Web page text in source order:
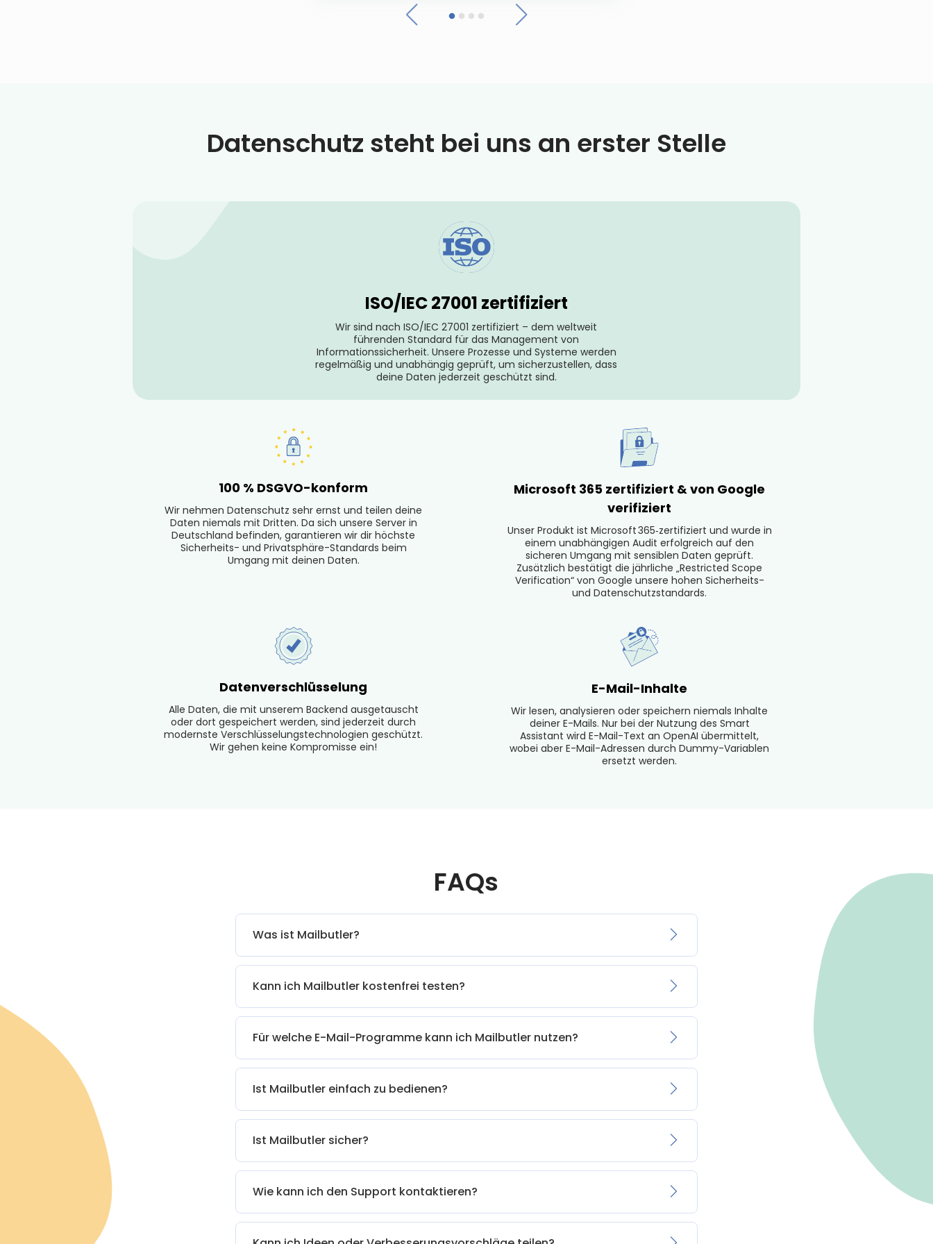
Datenschutz steht bei uns an erster Stelle
ISO/IEC 27001 zertifiziert
Wir sind nach ISO/IEC 27001 zertifiziert – dem weltweit
führenden Standard für das Management von
Informationssicherheit. Unsere Prozesse und Systeme werden
regelmäßig und unabhängig geprüft, um sicherzustellen, dass
deine Daten jederzeit geschützt sind.
100 % DSGVO-konform
Wir nehmen Datenschutz sehr ernst und teilen deine
Daten niemals mit Dritten. Da sich unsere Server in
Deutschland befinden, garantieren wir dir höchste
Sicherheits- und Privatsphäre-Standards beim
Umgang mit deinen Daten.
Microsoft 365 zertifiziert & von Google
verifiziert
Unser Produkt ist Microsoft 365‑zertifiziert und wurde in
einem unabhängigen Audit erfolgreich auf den
sicheren Umgang mit sensiblen Daten geprüft.
Zusätzlich bestätigt die jährliche „Restricted Scope
Verification“ von Google unsere hohen Sicherheits-
und Datenschutzstandards.
Datenverschlüsselung
Alle Daten, die mit unserem Backend ausgetauscht
oder dort gespeichert werden, sind jederzeit durch
modernste Verschlüsselungstechnologien geschützt.
Wir gehen keine Kompromisse ein!
E-Mail-Inhalte
Wir lesen, analysieren oder speichern niemals Inhalte
deiner E-Mails. Nur bei der Nutzung des Smart
Assistant wird E-Mail-Text an OpenAI übermittelt,
wobei aber E-Mail-Adressen durch Dummy-Variablen
ersetzt werden.
FAQs
Was ist Mailbutler?
Kann ich Mailbutler kostenfrei testen?
Für welche E-Mail-Programme kann ich Mailbutler nutzen?
Ist Mailbutler einfach zu bedienen?
Ist Mailbutler sicher?
Wie kann ich den Support kontaktieren?